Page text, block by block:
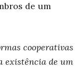
de um
cooperativas
existência de um